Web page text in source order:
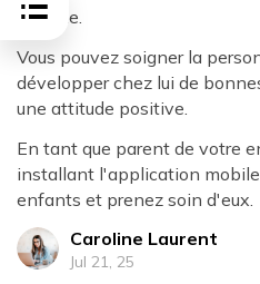
la perte.
Vous pouvez soigner la
développer chez lui de
une attitude positive.
En tant que parent de votre
installant l'application
enfants et prenez soin d'eux.
Caroline Laurent
Jul 21, 25